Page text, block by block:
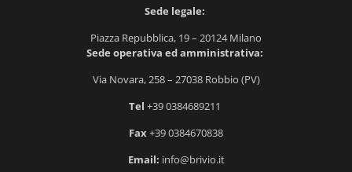
Sede legale:
Piazza Repubblica, 19 – 20124 Milano
Sede operativa ed amministrativa:
Via Novara, 258 – 27038 Robbio (PV)
Tel +39 0384689211
Fax+39 0384670838
Email: info@brivio.it